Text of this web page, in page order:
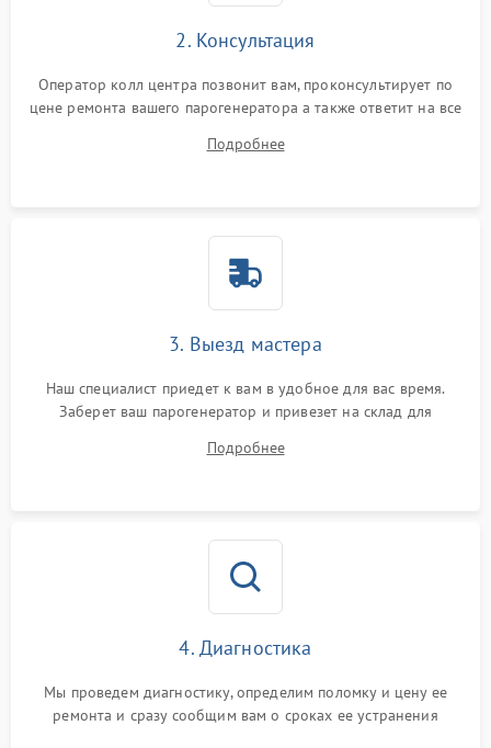
2. Консультация
Оператор колл центра позвонит вам, проконсультирует по
цене ремонта вашего парогенератора а также ответит на все
Подробнее
3. Выезд мастера
Наш специалист приедет к вам в удобное для вас время.
Заберет ваш парогенератор и привезет на склад для
Подробнее
4. Диагностика
Мы проведем диагностику, определим поломку и цену ее
ремонта и сразу сообщим вам о сроках ее устранения